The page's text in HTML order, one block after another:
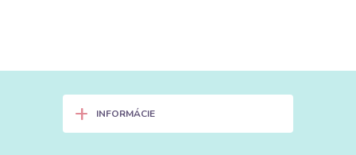
+ INFORMÁCIE